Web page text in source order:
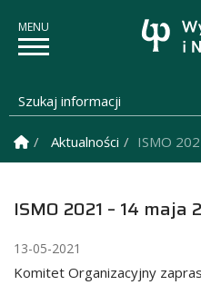
Szukaj informacji
Strona Główna
Aktualności ISMO
ISMO 2021 – 14 maja
13-05-2021
Komitet Organizacyjny